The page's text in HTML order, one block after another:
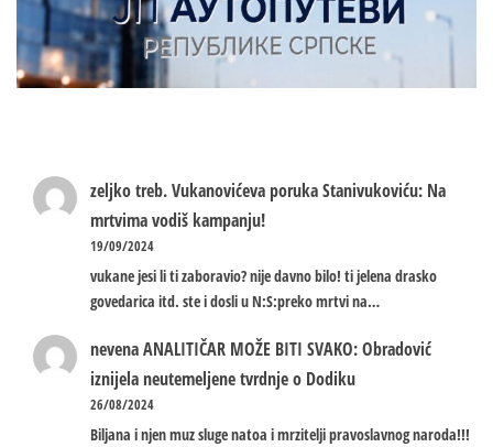
zeljko treb.Vukanovićeva poruka Stanivukoviću: Na
mrtvima vodiš kampanju!
19/09/2024
vukane jesi li ti zaboravio? nije davno bilo! ti jelena drasko
govedarica itd. ste i dosli u N:S:preko mrtvi na…
nevenaANALITIČAR MOŽE BITI SVAKO: Obradović
iznijela neutemeljene tvrdnje o Dodiku
26/08/2024
Biljana i njen muz sluge natoa i mrzitelji pravoslavnog naroda!!!